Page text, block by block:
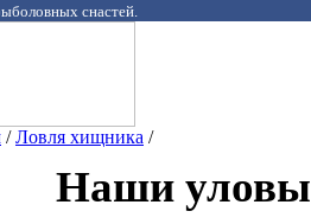
снастей.
/Ловля хищника /
Наши